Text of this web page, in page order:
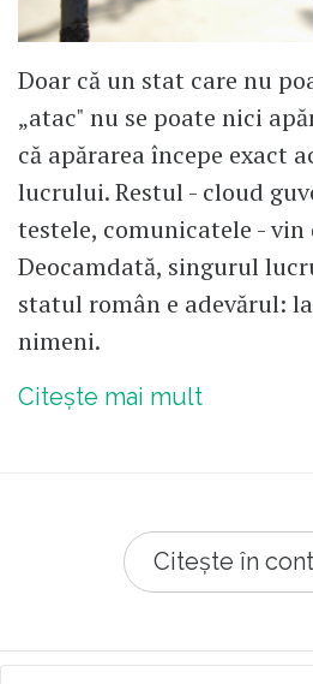
Doar că un stat care nu
„atac" nu se poate nici
că apărarea începe exact
lucrului. Restul - cloud
testele, comunicatele - vin
Deocamdată, singurul
statul român e adevărul:
nimeni.
Citește mai mult
Citește în